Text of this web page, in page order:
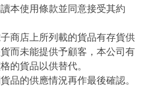
本使用條款並同意接受其約
商店上所列載的貨品有存貨供
而未能提供予顧客，本公司有
的貨品以供替代。
品的供應情況再作最後確認。